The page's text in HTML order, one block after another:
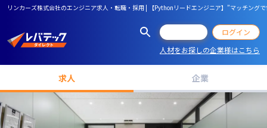
リンカーズ株式会社のエンジニア求人・転職・採用 | 【Pythonリードエンジニア】”マッチング
ログイン
人材をお探しの企業様はこちら
求人 企業